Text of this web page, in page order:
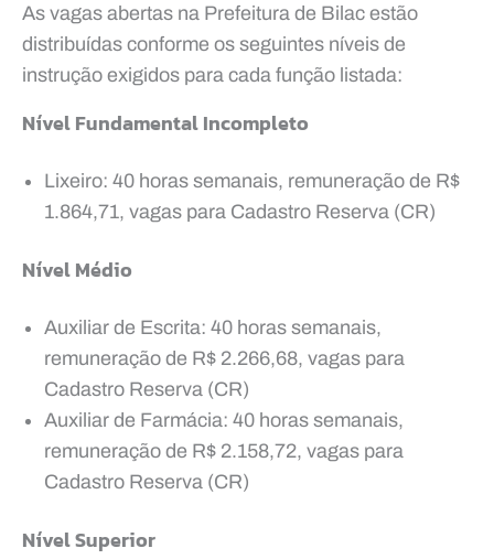
As vagas abertas na Prefeitura de Bilac estão
distribuídas conforme os seguintes níveis de
instrução exigidos para cada função listada:
Nível Fundamental Incompleto
Lixeiro: 40 horas semanais, remuneração de R$
1.864,71, vagas para Cadastro Reserva (CR)
Nível Médio
Auxiliar de Escrita: 40 horas semanais,
remuneração de R$ 2.266,68, vagas para
Cadastro Reserva (CR)
Auxiliar de Farmácia: 40 horas semanais,
remuneração de R$ 2.158,72, vagas para
Cadastro Reserva (CR)
Nível Superior